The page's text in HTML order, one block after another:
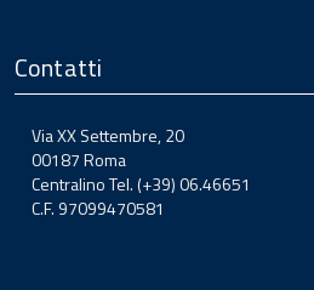
Contatti
Via XX Settembre, 20
00187 Roma
Centralino Tel. (+39) 06.46651
C.F. 97099470581